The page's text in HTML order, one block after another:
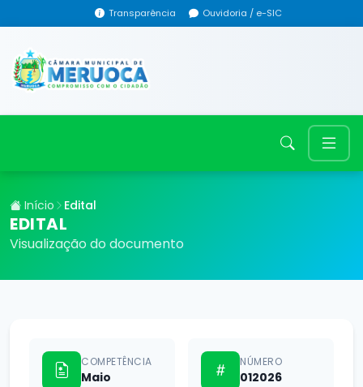
Transparência Ouvidoria / e-SIC
Início Edital
EDITAL
Visualização do documento
COMPETÊNCIA
Maio
NÚMERO
012026